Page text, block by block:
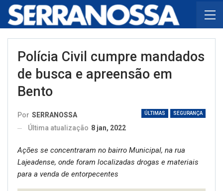
Polícia Civil cumpre mandados
de busca e apreensão em
Bento
ÚLTIMAS SEGURANÇA
Por SERRANOSSA
Última atualização 8 jan, 2022
Ações se concentraram no bairro Municipal, na rua
Lajeadense, onde foram localizadas drogas e materiais
para a venda de entorpecentes